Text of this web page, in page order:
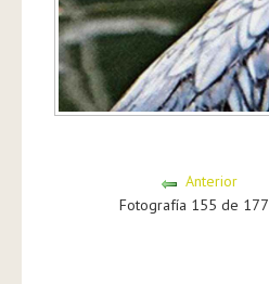
Anterior
Fotografía 155 de 177